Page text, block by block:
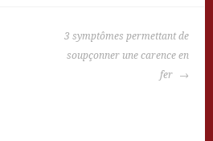
3 symptômes permettant de
soupçonner une carence en
fer